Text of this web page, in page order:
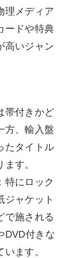
理メディア
ードや特典
高いジャン
帯付きかど
方、輸入盤
たタイトル
す。
特にロック
ジャケット
で施される
DVD付きな
ます。